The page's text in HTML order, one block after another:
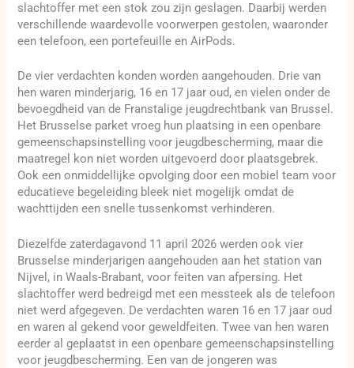
slachtoffer met een stok zou zijn geslagen. Daarbij werden
verschillende waardevolle voorwerpen gestolen, waaronder
een telefoon, een portefeuille en AirPods.
De vier verdachten konden worden aangehouden. Drie van
hen waren minderjarig, 16 en 17 jaar oud, en vielen onder de
bevoegdheid van de Franstalige jeugdrechtbank van Brussel.
Het Brusselse parket vroeg hun plaatsing in een openbare
gemeenschapsinstelling voor jeugdbescherming, maar die
maatregel kon niet worden uitgevoerd door plaatsgebrek.
Ook een onmiddellijke opvolging door een mobiel team voor
educatieve begeleiding bleek niet mogelijk omdat de
wachttijden een snelle tussenkomst verhinderen.
Diezelfde zaterdagavond 11 april 2026 werden ook vier
Brusselse minderjarigen aangehouden aan het station van
Nijvel, in Waals-Brabant, voor feiten van afpersing. Het
slachtoffer werd bedreigd met een messteek als de telefoon
niet werd afgegeven. De verdachten waren 16 en 17 jaar oud
en waren al gekend voor geweldfeiten. Twee van hen waren
eerder al geplaatst in een openbare gemeenschapsinstelling
voor jeugdbescherming. Een van de jongeren was